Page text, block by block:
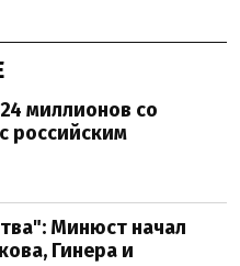
миллионов со
российским
Минюст начал
Гинера и